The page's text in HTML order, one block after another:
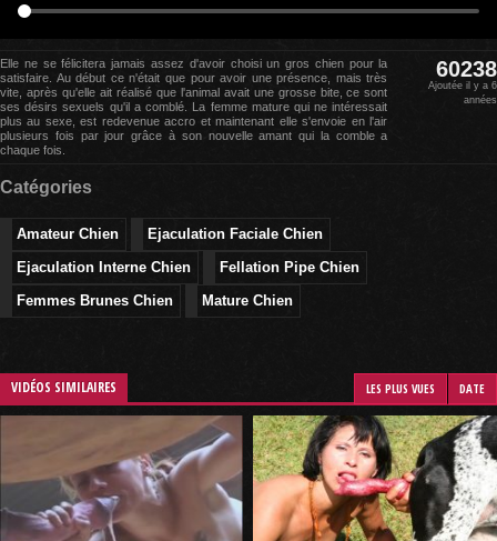
Elle ne se félicitera jamais assez d'avoir choisi un gros chien pour la
satisfaire. Au début ce n'était que pour avoir une présence, mais très
vite, après qu'elle ait réalisé que l'animal avait une grosse bite, ce sont
ses désirs sexuels qu'il a comblé. La femme mature qui ne intéressait
plus au sexe, est redevenue accro et maintenant elle s'envoie en l'air
plusieurs fois par jour grâce à son nouvelle amant qui la comble a
chaque fois.
60238
Ajoutée il y a 6
années
Catégories
Amateur Chien
Ejaculation Faciale Chien
Ejaculation Interne Chien
Fellation Pipe Chien
Femmes Brunes Chien
Mature Chien
VIDÉOS SIMILAIRES LES PLUS VUES DATE